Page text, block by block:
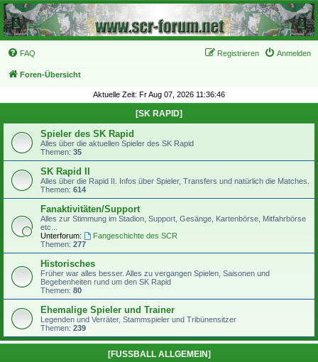
FAQ Anmelden
Registrieren
Foren-Übersicht
Aktuelle Zeit: Fr Aug 07, 2026 11:36:46
[SK RAPID]
Spieler des SK Rapid
Alles über die aktuellen Spieler des SK Rapid
Themen: 35
SK Rapid II
Alles über die Rapid II. Infos über Spieler, Transfers und natürlich die Matches.
Themen: 614
Fanaktivitäten/Support
Alles zur Stimmung im Stadion, Support, Gesänge, Kartenbörse, Mitfahrbörse
etc...
Unterforum:
Fangeschichte des SCR
Themen: 277
Historisches
Früher war alles besser. Alles zu vergangen Spielen, Saisonen und
Begebenheiten rund um den SK Rapid
Themen: 80
Ehemalige Spieler und Trainer
Legenden und Verräter, Stammspieler und Tribünensitzer
Themen: 239
[FUSSBALL ALLGEMEIN]